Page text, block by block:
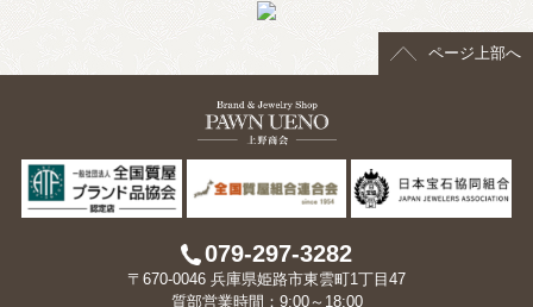
ページ上部へ
079-297-3282
〒670-0046 兵庫県姫路市東雲町1丁目47
質部営業時間：9:00～18:00